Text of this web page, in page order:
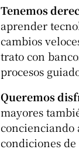
Tenemos
aprender
cambios
trato con
procesos
Queremos
mayores
concienciando
condiciones